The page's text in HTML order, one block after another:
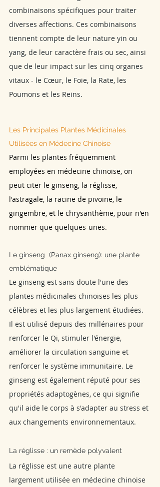
combinaisons spécifiques pour traiter
diverses affections. Ces combinaisons
tiennent compte de leur nature yin ou
yang, de leur caractère frais ou sec, ainsi
que de leur impact sur les cinq organes
vitaux - le Cœur, le Foie, la Rate, les
Poumons et les Reins.
Les Principales Plantes Médicinales
Utilisées en Médecine Chinoise
Parmi les plantes fréquemment
employées en médecine chinoise, on
peut citer le ginseng, la réglisse,
l'astragale, la racine de pivoine, le
gingembre, et le chrysanthème, pour n'en
nommer que quelques-unes.
Le ginseng  (Panax ginseng): une plante
emblématique
Le ginseng est sans doute l'une des
plantes médicinales chinoises les plus
célèbres et les plus largement étudiées.
Il est utilisé depuis des millénaires pour
renforcer le Qi, stimuler l'énergie,
améliorer la circulation sanguine et
renforcer le système immunitaire. Le
ginseng est également réputé pour ses
propriétés adaptogènes, ce qui signifie
qu'il aide le corps à s'adapter au stress et
aux changements environnementaux.
La réglisse : un remède polyvalent
La réglisse est une autre plante
largement utilisée en médecine chinoise